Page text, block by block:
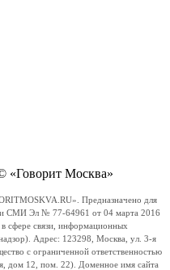
«Говорит Москва»
Предназначено для
СМИ Эл № 77-64961 от 04 марта 2016
сфере связи, информационных
Адрес: 123298, Москва, ул. 3-я
с ограниченной ответственностью
дом 12, пом. 22). Доменное имя сайта